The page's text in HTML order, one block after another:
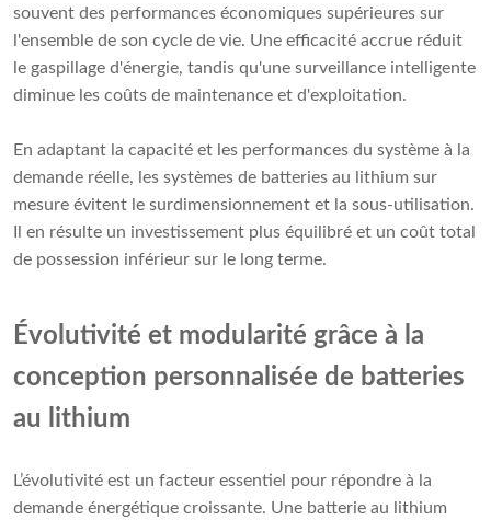
souvent des performances économiques supérieures sur
l'ensemble de son cycle de vie. Une efficacité accrue réduit
le gaspillage d'énergie, tandis qu'une surveillance intelligente
diminue les coûts de maintenance et d'exploitation.
En adaptant la capacité et les performances du système à la
demande réelle, les systèmes de batteries au lithium sur
mesure évitent le surdimensionnement et la sous-utilisation.
Il en résulte un investissement plus équilibré et un coût total
de possession inférieur sur le long terme.
Évolutivité et modularité grâce à la
conception personnalisée de batteries
au lithium
L’évolutivité est un facteur essentiel pour répondre à la
demande énergétique croissante. Une batterie au lithium